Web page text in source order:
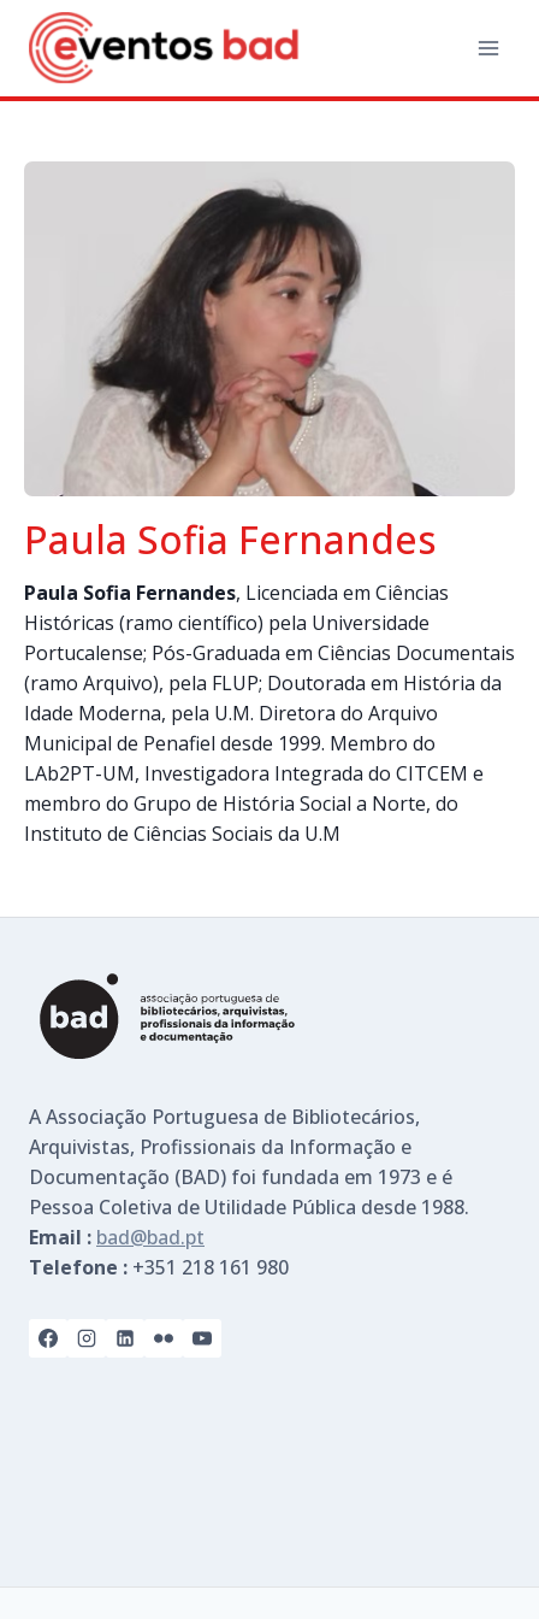
Paula Sofia Fernandes
Paula Sofia Fernandes, Licenciada em Ciências
Históricas (ramo científico) pela Universidade
Portucalense; Pós-Graduada em Ciências Documentais
(ramo Arquivo), pela FLUP; Doutorada em História da
Idade Moderna, pela U.M. Diretora do Arquivo
Municipal de Penafiel desde 1999. Membro do
LAb2PT-UM, Investigadora Integrada do CITCEM e
membro do Grupo de História Social a Norte, do
Instituto de Ciências Sociais da U.M
A Associação Portuguesa de Bibliotecários,
Arquivistas, Profissionais da Informação e
Documentação (BAD) foi fundada em 1973 e é
Pessoa Coletiva de Utilidade Pública desde 1988.
Email : bad@bad.pt
Telefone : +351 218 161 980